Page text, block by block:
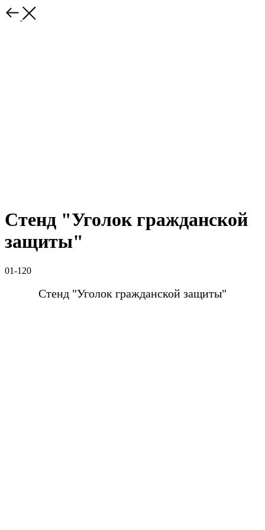
Стенд "Уголок гражданской
защиты"
01-120
Стенд "Уголок гражданской защиты"